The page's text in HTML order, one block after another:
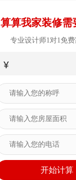
算算我家装修需
专业设计师1对1免